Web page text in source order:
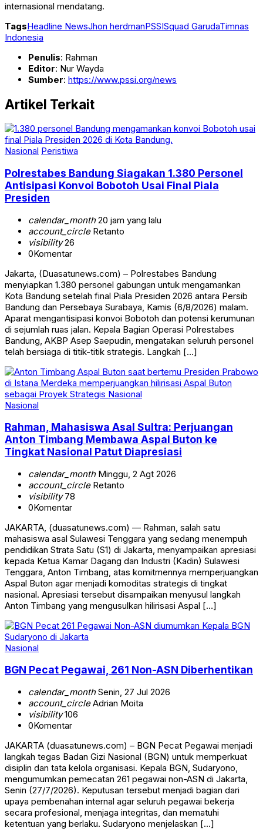
internasional mendatang.
TagsHeadline NewsJhon herdmanPSSISquad GarudaTimnas
Indonesia
Penulis: Rahman
Editor: Nur Wayda
Sumber: https://www.pssi.org/news
Artikel Terkait
Nasional Peristiwa
Polrestabes Bandung Siagakan 1.380 Personel
Antisipasi Konvoi Bobotoh Usai Final Piala
Presiden
calendar_month20 jam yang lalu
account_circleRetanto
visibility26
0Komentar
Jakarta, (Duasatunews.com) – Polrestabes Bandung
menyiapkan 1.380 personel gabungan untuk mengamankan
Kota Bandung setelah final Piala Presiden 2026 antara Persib
Bandung dan Persebaya Surabaya, Kamis (6/8/2026) malam.
Aparat mengantisipasi konvoi Bobotoh dan potensi kerumunan
di sejumlah ruas jalan. Kepala Bagian Operasi Polrestabes
Bandung, AKBP Asep Saepudin, mengatakan seluruh personel
telah bersiaga di titik-titik strategis. Langkah […]
Nasional
Rahman, Mahasiswa Asal Sultra: Perjuangan
Anton Timbang Membawa Aspal Buton ke
Tingkat Nasional Patut Diapresiasi
calendar_monthMinggu, 2 Agt 2026
account_circleRetanto
visibility78
0Komentar
JAKARTA, (duasatunews.com) — Rahman, salah satu
mahasiswa asal Sulawesi Tenggara yang sedang menempuh
pendidikan Strata Satu (S1) di Jakarta, menyampaikan apresiasi
kepada Ketua Kamar Dagang dan Industri (Kadin) Sulawesi
Tenggara, Anton Timbang, atas komitmennya memperjuangkan
Aspal Buton agar menjadi komoditas strategis di tingkat
nasional. Apresiasi tersebut disampaikan menyusul langkah
Anton Timbang yang mengusulkan hilirisasi Aspal […]
Nasional
BGN Pecat Pegawai, 261 Non-ASN Diberhentikan
calendar_monthSenin, 27 Jul 2026
account_circleAdrian Moita
visibility106
0Komentar
JAKARTA (duasatunews.com) – BGN Pecat Pegawai menjadi
langkah tegas Badan Gizi Nasional (BGN) untuk memperkuat
disiplin dan tata kelola organisasi. Kepala BGN, Sudaryono,
mengumumkan pemecatan 261 pegawai non-ASN di Jakarta,
Senin (27/7/2026). Keputusan tersebut menjadi bagian dari
upaya pembenahan internal agar seluruh pegawai bekerja
secara profesional, menjaga integritas, dan mematuhi
ketentuan yang berlaku. Sudaryono menjelaskan […]